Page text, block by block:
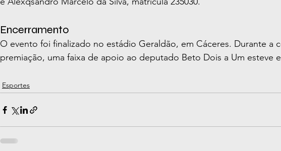
Encerramento
O evento foi finalizado no estádio Geraldão, em Cáceres. Durante a
premiação, uma faixa de apoio ao deputado Beto Dois a Um esteve
Esportes